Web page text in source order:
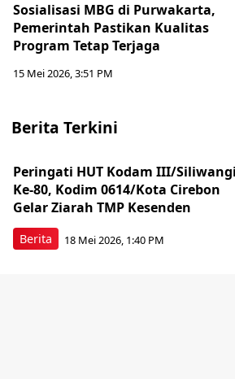
Sosialisasi MBG di Purwakarta,
Pemerintah Pastikan Kualitas
Program Tetap Terjaga
15 Mei 2026, 3:51 PM
Berita Terkini
Berita
Peringati HUT Kodam III/Siliwangi
Ke-80, Kodim 0614/Kota Cirebon
Gelar Ziarah TMP Kesenden
18 Mei 2026, 1:40 PM